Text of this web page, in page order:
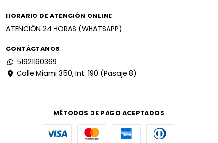
HORARIO DE ATENCIÓN ONLINE
ATENCIÓN 24 HORAS (WHATSAPP)
CONTÁCTANOS
51921160369
Calle Miami 350, Int. 190 (Pasaje 8)
MÉTODOS DE PAGO ACEPTADOS